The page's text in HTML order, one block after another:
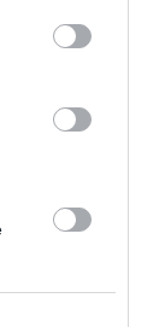
της